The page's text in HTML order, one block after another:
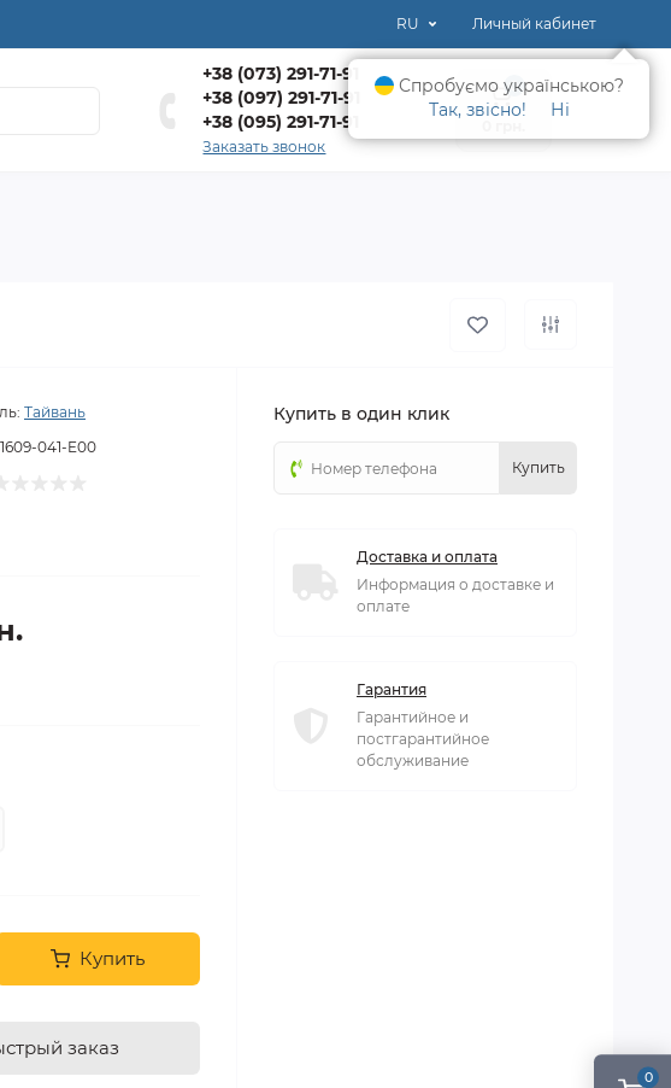
0
RU Личный кабинет
+38 (073) 291-71-91
+38 (097) 291-71-91
+38 (095) 291-71-91
Заказать звонок
0
Тайвань
041-E00
Купить
заказ
Купить в один клик
Купить
Доставка и оплата
Информация о доставке и
оплате
Гарантия
Гарантийное и
постгарантийное
обслуживание
Спробуємо українською?
Так, звісно!
Ні